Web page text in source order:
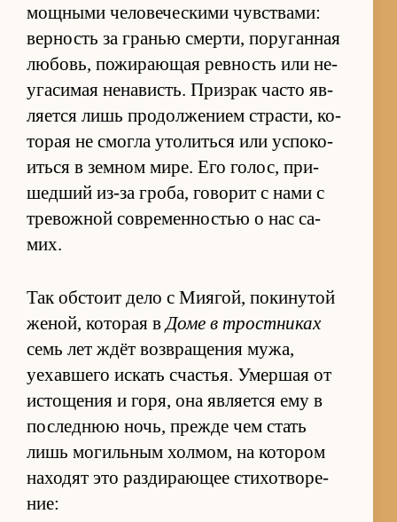
мощ­ными че­ло­ве­че­скими чув­ства­ми:
вер­ность за гра­нью смер­ти, по­ру­ган­ная
лю­бовь, по­жи­ра­ю­щая рев­ность или не­
уга­си­мая не­на­висть. При­зрак ча­сто яв­
ля­ется лишь про­дол­же­нием стра­сти, ко­
то­рая не смогла уто­литься или успо­ко­
иться в зем­ном ми­ре. Его го­лос, при­
шед­ший из-за гро­ба, го­во­рит с нами с
тре­вож­ной со­вре­мен­но­стью о нас са­
мих.
Так об­стоит дело с Ми­я­гой, по­ки­ну­той
же­ной, ко­то­рая вДоме в трост­ни­ках
семь лет ждёт воз­вра­ще­ния му­жа,
уехав­шего ис­кать сча­стья. Умер­шая от
ис­то­ще­ния и го­ря, она яв­ля­ется ему в
по­след­нюю ночь, прежде чем стать
лишь мо­гиль­ным хол­мом, на ко­то­ром
на­хо­дят это раз­ди­ра­ю­щее сти­хо­тво­ре­
ние: